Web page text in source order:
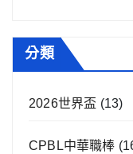
分類
2026世界盃 (13)
CPBL中華職棒